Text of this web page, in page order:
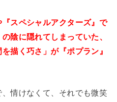
『スペシャルアクターズ』で
陰に隠れてしまっていた、
描く巧さ」が『ポプラン』
情けなくて、それでも微笑